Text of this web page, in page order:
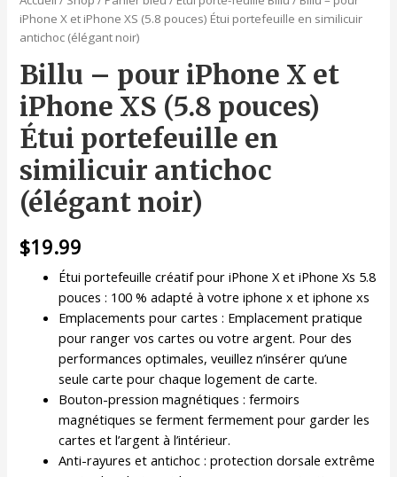
iPhone X et iPhone XS (5.8 pouces) Étui portefeuille en similicuir
antichoc (élégant noir)
Billu – pour iPhone X et
iPhone XS (5.8 pouces)
Étui portefeuille en
similicuir antichoc
(élégant noir)
$19.99
Étui portefeuille créatif pour iPhone X et iPhone Xs 5.8
pouces : 100 % adapté à votre iphone x et iphone xs
Emplacements pour cartes : Emplacement pratique
pour ranger vos cartes ou votre argent. Pour des
performances optimales, veuillez n’insérer qu’une
seule carte pour chaque logement de carte.
Bouton-pression magnétiques : fermoirs
magnétiques se ferment fermement pour garder les
cartes et l’argent à l’intérieur.
Anti-rayures et antichoc : protection dorsale extrême